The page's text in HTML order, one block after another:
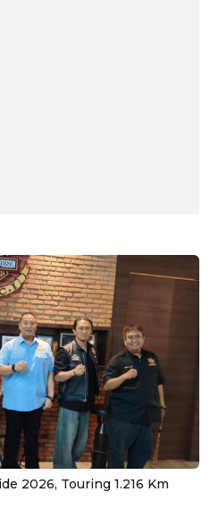
2026, Touring 1.216 Km